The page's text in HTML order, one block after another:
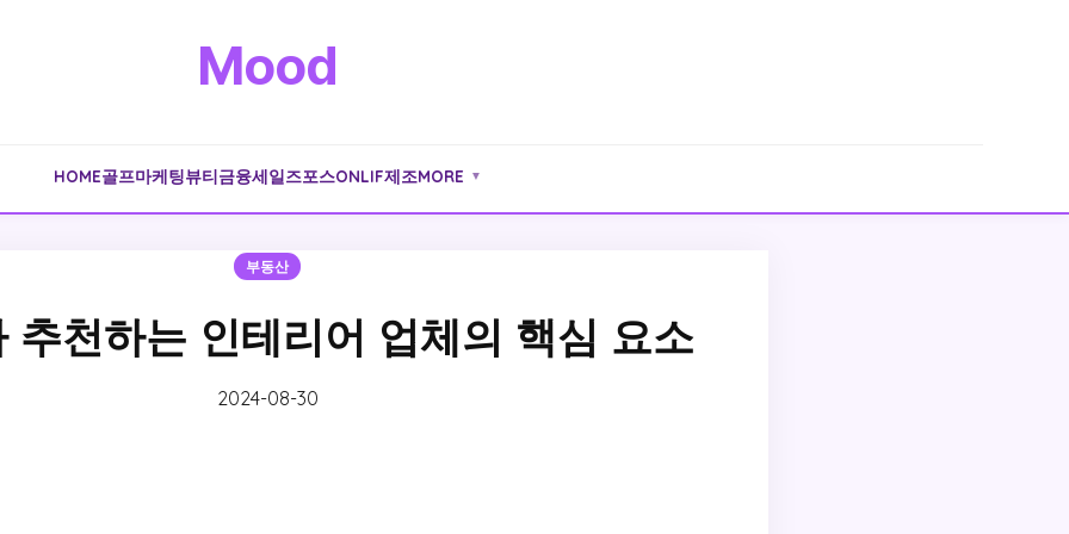
Mood
HOME골프마케팅뷰티금융세일즈포스ONLIF제조MORE ▼
부동산
추천하는 인테리어 업체의 핵심 요소
2024-08-30